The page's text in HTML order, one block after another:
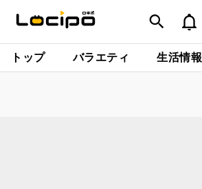
トップ バラエティ 生活情報